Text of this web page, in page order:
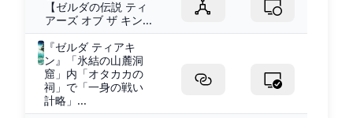
【ゼルダの伝説 ティ
アーズ オブ ザ キン...
『ゼルダ ティアキ
ン』「氷結の山麓洞
窟」内「オタカカの
祠」で「一身の戦い
計略」...